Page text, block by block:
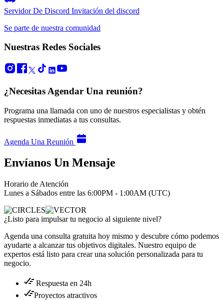
Servidor De Discord Invitación del discord
Se parte de nuestra comunidad
Nuestras Redes Sociales
¿Necesitas Agendar Una reunión?
Programa una llamada con uno de nuestros especialistas y obtén
respuestas inmediatas a tus consultas.
Agenda Una Reunión
Envíanos Un Mensaje
Horario de Atención
Lunes a Sábados entre las 6:00PM - 1:00AM (UTC)
¿Listo para impulsar tu negocio al siguiente nivel?
Agenda una consulta gratuita hoy mismo y descubre cómo podemos
ayudarte a alcanzar tus objetivos digitales. Nuestro equipo de
expertos está listo para crear una solución personalizada para tu
negocio.
Respuesta en 24h
Proyectos atractivos